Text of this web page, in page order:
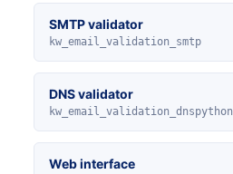
SMTP validator
kw_email_validation_smtp
DNS validator
kw_email_validation_dnspython
Web interface